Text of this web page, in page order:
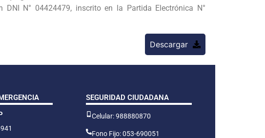
DNI N° 04424479, inscrito en la Partida Electrónica N°
Descargar
SEGURIDAD CIUDADANA
Celular: 988880870
Fono Fijo: 053-690051